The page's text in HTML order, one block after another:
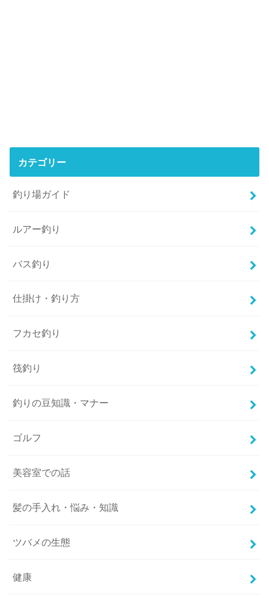
カテゴリー
釣り場ガイド
ルアー釣り
バス釣り
仕掛け・釣り方
フカセ釣り
筏釣り
釣りの豆知識・マナー
ゴルフ
美容室での話
髪の手入れ・悩み・知識
ツバメの生態
健康